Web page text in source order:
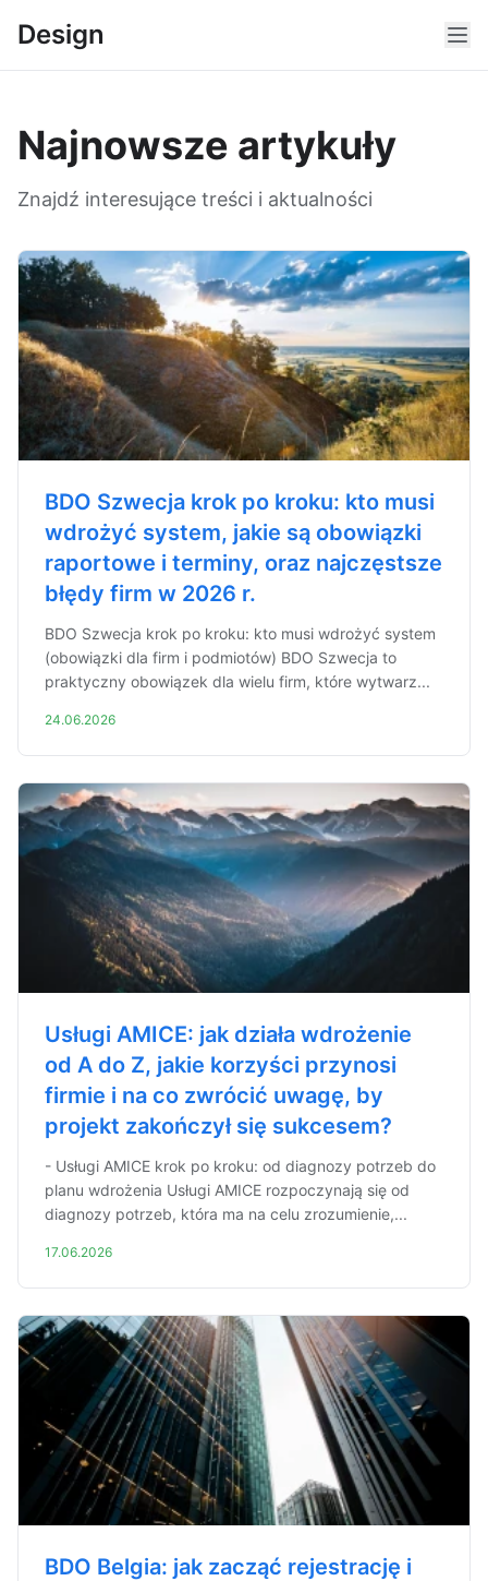
Design
Najnowsze artykuły
Znajdź interesujące treści i aktualności
BDO Szwecja krok po kroku: kto musi
wdrożyć system, jakie są obowiązki
raportowe i terminy, oraz najczęstsze
błędy firm w 2026 r.
BDO Szwecja krok po kroku: kto musi wdrożyć system
(obowiązki dla firm i podmiotów) BDO Szwecja to
praktyczny obowiązek dla wielu firm, które wytwarz...
24.06.2026
Usługi AMICE: jak działa wdrożenie
od A do Z, jakie korzyści przynosi
firmie i na co zwrócić uwagę, by
projekt zakończył się sukcesem?
- Usługi AMICE krok po kroku: od diagnozy potrzeb do
planu wdrożenia Usługi AMICE rozpoczynają się od
diagnozy potrzeb, która ma na celu zrozumienie,...
17.06.2026
BDO Belgia: jak zacząć rejestrację i